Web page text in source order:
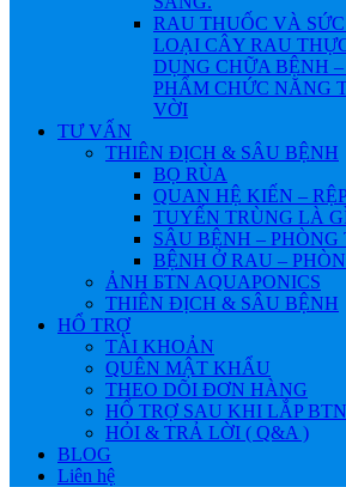
RAU THUỐC VÀ
LOẠI CÂY RAU
DỤNG CHỮA BỆNH
PHẨM CHỨC NĂNG
VỜI
TƯ VẤN
THIÊN ĐỊCH & SÂU BỆNH
BỌ RÙA
QUAN HỆ KIẾN –
TUYẾN TRÙNG LÀ
SÂU BỆNH – PHÒNG
BỆNH Ở RAU –
ẢNH БTN AQUAPONICS
THIÊN ĐỊCH & SÂU BỆNH
HỔ TRỢ
TÀI KHOẢN
QUÊN MẬT KHẨU
THEO DÕI ĐƠN HÀNG
HỔ TRỢ SAU KHI LẮP BTN
HỎI & TRẢ LỜI ( Q&A )
BLOG
Liên hệ